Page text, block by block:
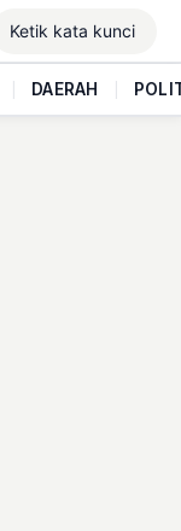
DAERAH